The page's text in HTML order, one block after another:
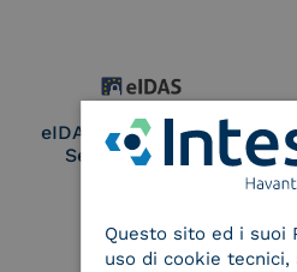
eIDAS Qualified Trust
Service Provider
Questo sito ed i suoi
uso di cookie tecnici,